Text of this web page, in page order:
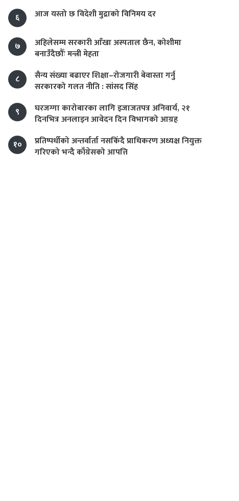
६
आज यस्तो छ विदेशी मुद्राको विनिमय दर
७
अहिलेसम्म सरकारी आँखा अस्पताल छैन, कोशीमा
बनाउँदैछौँः मन्त्री मेहता
८
सैन्य संख्या बढाएर शिक्षा–रोजगारी बेवास्ता गर्नु
सरकारको गलत नीति : सांसद सिंह
९
घरजग्गा कारोबारका लागि इजाजतपत्र अनिवार्य, २१
दिनभित्र अनलाइन आवेदन दिन विभागको आग्रह
१०
प्रतिष्पर्धीको अन्तर्वार्ता नसकिँदै प्राधिकरण अध्यक्ष नियुक्त
गरिएको भन्दै काँग्रेसको आपत्ति